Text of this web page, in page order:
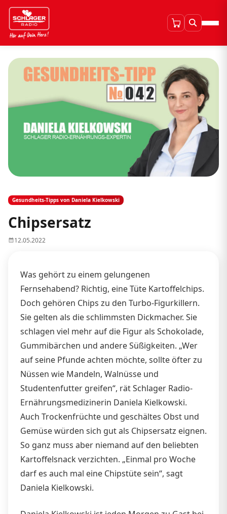
Gesundheits-Tipps von Daniela Kielkowski
Chipsersatz
12.05.2022
Was gehört zu einem gelungenen
Fernsehabend? Richtig, eine Tüte Kartoffelchips.
Doch gehören Chips zu den Turbo-Figurkillern.
Sie gelten als die schlimmsten Dickmacher. Sie
schlagen viel mehr auf die Figur als Schokolade,
Gummibärchen und andere Süßigkeiten. „Wer
auf seine Pfunde achten möchte, sollte öfter zu
Nüssen wie Mandeln, Walnüsse und
Studentenfutter greifen“, rät Schlager Radio-
Ernährungsmedizinerin Daniela Kielkowski.
Auch Trockenfrüchte und geschältes Obst und
Gemüse würden sich gut als Chipsersatz eignen.
So ganz muss aber niemand auf den beliebten
Kartoffelsnack verzichten. „Einmal pro Woche
darf es auch mal eine Chipstüte sein“, sagt
Daniela Kielkowski.